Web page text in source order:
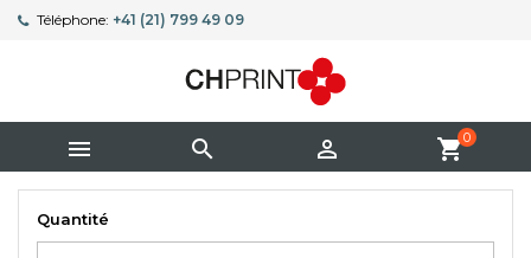
Téléphone: +41 (21) 799 49 09
   shopping_cart0
Quantité